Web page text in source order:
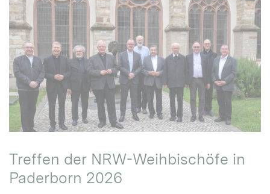
Treffen der NRW-Weihbischöfe in
Paderborn 2026